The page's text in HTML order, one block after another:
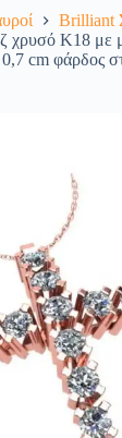
Brilliant
χρυσό Κ18 με
cm φάρδος